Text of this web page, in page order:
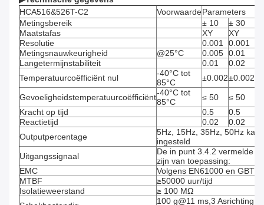
HCA516&526T-C2
VoorwaardeParameters
Metingsbereik
± 10 ± 30
Maatstafas
XY XY
Resolutie
0.001 0.001
Metingsnauwkeurigheid
@25°C 0.005 0.01
Langetermijnstabiliteit
0.01 0.02
Temperatuurcoëfficiënt nul
-40°C tot
85°C
±0.002±0.002
Gevoeligheidstemperatuurcoëfficiënt-40°C tot
85°C
≤ 50 ≤ 50
Kracht op tijd
0.5 0.5
Reactietijd
0.02 0.02
Outputpercentage
5Hz, 15Hz, 35Hz, 50Hz kan
ingesteld
Uitgangssignaal
De in punt 3.4.2 vermelde
zijn van toepassing:
EMC
Volgens EN61000 en
MTBF
≥50000 uur/tijd
Isolatieweerstand
≥ 100 MΩ
100 g@11 ms,3 Asrichting